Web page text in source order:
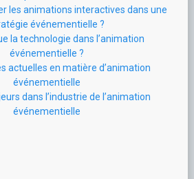
les animations interactives dans une
événementielle ?
la technologie dans l’animation
événementielle ?
actuelles en matière d’animation
événementielle
dans l’industrie de l’animation
événementielle